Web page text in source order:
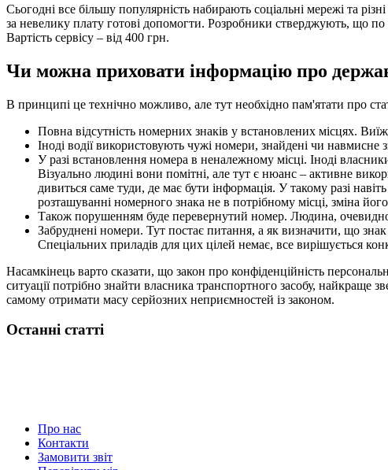
Сьогодні все більшу популярність набирають соціальні мережі та
за невелику плату готові допомогти. Розробники стверджують, що
Вартість сервісу – від 400 грн.
Чи можна приховати інформацію про
В принципі це технічно можливо, але тут необхідно пам'ятати про
Повна відсутність номерних знаків у встановлених місцях.
Іноді водії використовують чужі номери, знайдені чи
У разі встановлення номера в неналежному місці. Іноді
Візуально людині вони помітні, але тут є нюанс – активне
дивиться саме туди, де має бути інформація. У такому разі
розташуванні номерного знака не в потрібному місці, зміна
Також порушенням буде перевернутий номер. Людина,
Забруднені номери. Тут постає питання, а як визначити, що
Спеціальних приладів для цих цілей немає, все вирішується
Насамкінець варто сказати, що закон про конфіденційність
ситуації потрібно знайти власника транспортного засобу,
самому отримати масу серйозних неприємностей із законом.
Останні статті
Про нас
Контакти
Замовити звіт